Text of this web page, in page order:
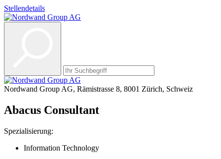
Stellendetails
Nordwand Group AG, Rämistrasse 8, 8001 Zürich, Schweiz
Abacus Consultant
Spezialisierung:
Information Technology